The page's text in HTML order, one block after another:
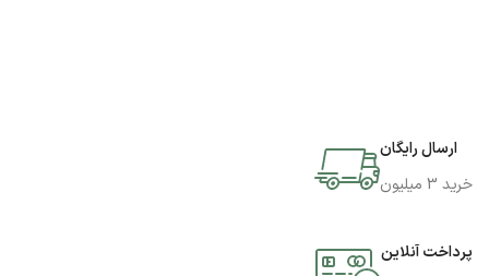
ارسال رایگان
خرید 3 میلیون
پرداخت آنلاین